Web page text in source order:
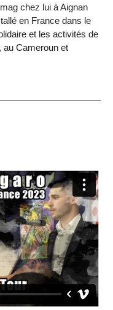
chez lui à Aignan
en France dans le
et les activités de
au Cameroun et